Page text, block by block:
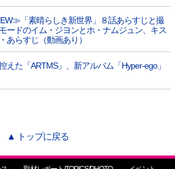
「素晴らしき新世界」８話あらすじと撮
ードのイム・ジヨンとホ・ナムジュン、キス
あらすじ（動画あり）
えた「ARTMS」、新アルバム「Hyper-ego」
▲ トップに戻る